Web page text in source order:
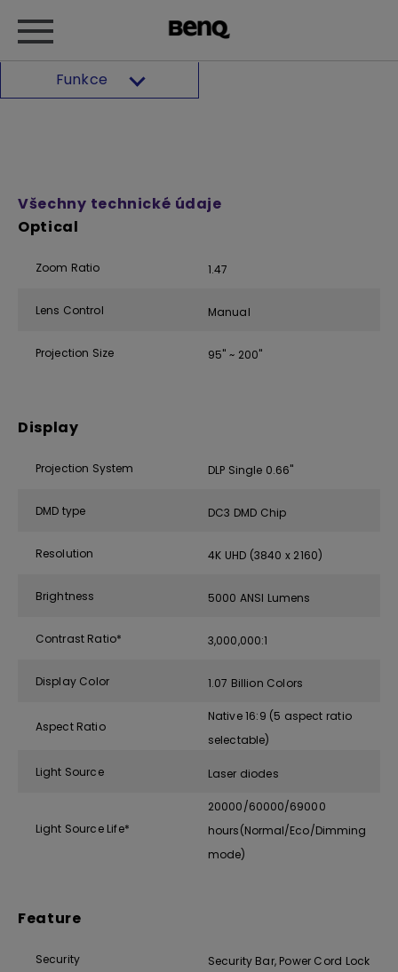
Funkce
Všechny technické údaje
Optical
Zoom Ratio 1.47
Lens Control Manual
Projection Size 95" ~ 200"
Display
Projection System DLP Single 0.66"
DMD type DC3 DMD Chip
Resolution 4K UHD (3840 x 2160)
Brightness 5000 ANSI Lumens
Contrast Ratio* 3,000,000:1
Display Color 1.07 Billion Colors
Aspect Ratio
Native 16:9 (5 aspect ratio
selectable)
Light Source Laser diodes
Light Source Life*
20000/60000/69000
hours(Normal/Eco/Dimming
mode)
Feature
Security Security Bar, Power Cord Lock